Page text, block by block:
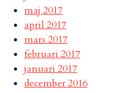
maj 2017
april 2017
mars 2017
februari 2017
januari 2017
december 2016